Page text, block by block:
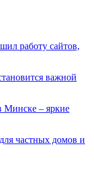
работу сайтов,
важной
Минске – яркие
частных домов и